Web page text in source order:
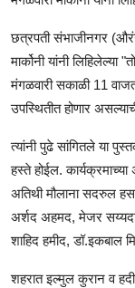
आर्थिक
सामाजिक
छत्रपती संभाजीनगर
मार्कोनी यांनी
मंगळवारी सकाळी 11
उपस्थितीत होणार
त्यांनी पुढे सांगितले या
हस्ते होईल.
अतिथी मौलाना सदरुल
अर्शद अहमद, मेजर
शाहिद हमीद, डॉ.इकबाल
शहरात इल्मुल कुरान व